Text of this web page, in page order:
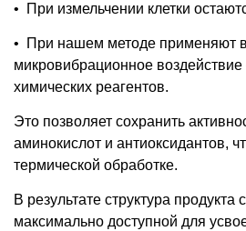
• При измельчении клетки
•
При нашем методе применяют
микровибрационное
химических реагентов.
Это позволяет сохранить
аминокислот и антиоксидантов,
термической обработке.
В результате структура продукта
максимально доступной для